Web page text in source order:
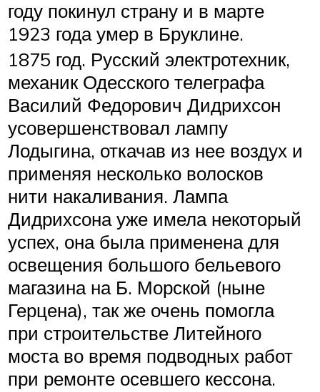
году покинул страну и в марте
1923 года умер в Бруклине.
1875 год. Русский электротехник,
механик Одесского телеграфа
Василий Федорович Дидрихсон
усовершенствовал лампу
Лодыгина, откачав из нее воздух и
применяя несколько волосков
нити накаливания. Лампа
Дидрихсона уже имела некоторый
успех, она была применена для
освещения большого бельевого
магазина на Б. Морской (ныне
Герцена), так же очень помогла
при строительстве Литейного
моста во время подводных работ
при ремонте осевшего кессона.